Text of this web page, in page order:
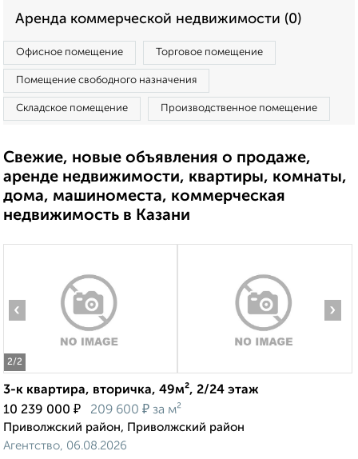
Аренда коммерческой недвижимости (0)
Офисное помещение Торговое помещение
Помещение свободного назначения
Складское помещение Производственное помещение
Свежие, новые объявления о продаже,
аренде недвижимости, квартиры, комнаты,
дома, машиноместа, коммерческая
недвижимость в Казани
2/2
‹ ›
3-к квартира, вторичка, 49м², 2/24 этаж
10 239 000 ₽ 209 600 ₽ за м²
Приволжский район, Приволжский район
Агентство, 06.08.2026